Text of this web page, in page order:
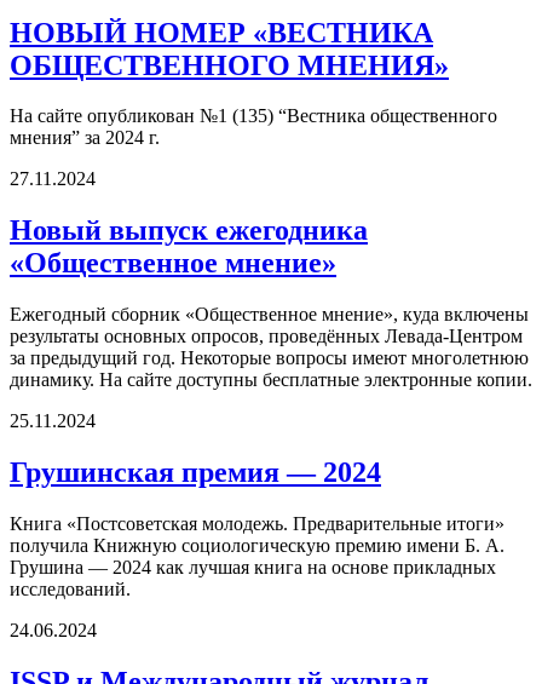
НОВЫЙ НОМЕР «ВЕСТНИКА
ОБЩЕСТВЕННОГО МНЕНИЯ»
На сайте опубликован №1 (135) “Вестника общественного
мнения” за 2024 г.
27.11.2024
Новый выпуск ежегодника
«Общественное мнение»
Ежегодный сборник «Общественное мнение», куда включены
результаты основных опросов, проведённых Левада-Центром
за предыдущий год. Некоторые вопросы имеют многолетнюю
динамику. На сайте доступны бесплатные электронные копии.
25.11.2024
Грушинская премия — 2024
Книга «Постсоветская молодежь. Предварительные итоги»
получила Книжную социологическую премию имени Б. А.
Грушина — 2024 как лучшая книга на основе прикладных
исследований.
24.06.2024